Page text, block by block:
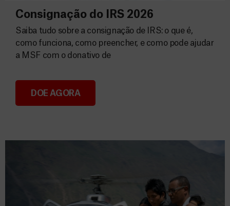
Consignação do IRS 2026
Consignação do IRS 2026
Saiba tudo sobre a consignação de IRS: o que é,
como funciona, como preencher, e como pode ajudar
a MSF com o donativo de
DOE AGORA